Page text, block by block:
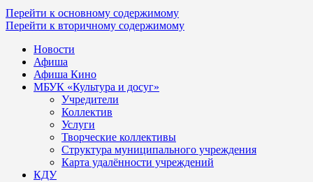
МБУК Невельского района "Культура
и досуг"
Перейти к основному содержимому
Перейти к вторичному содержимому
Новости
Афиша
Афиша Кино
МБУК «Культура и досуг»
Учредители
Коллектив
Услуги
Творческие коллективы
Структура муниципального учреждения
Карта удалённости учреждений
КДУ